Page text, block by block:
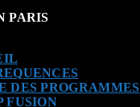
PARIS
DES PROGRAMMES
FUSION